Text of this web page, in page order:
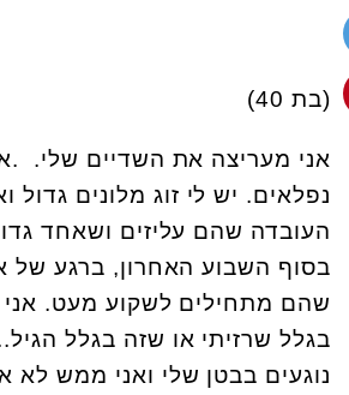
(בת 40)
אני מעריצה את השדיים שלי. .
נפלאים. יש לי זוג מלונים גדול
העובדה שהם עליזים ושאחד
בסוף השבוע האחרון, ברגע של
שהם מתחילים לשקוע מעט.
בגלל שרזיתי או שזה בגלל
נוגעים בבטן שלי ואני ממש לא